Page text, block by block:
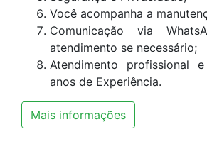
Você acompanha a
Comunicação via
atendimento se necessário;
Atendimento profissional
anos de Experiência.
Mais informações